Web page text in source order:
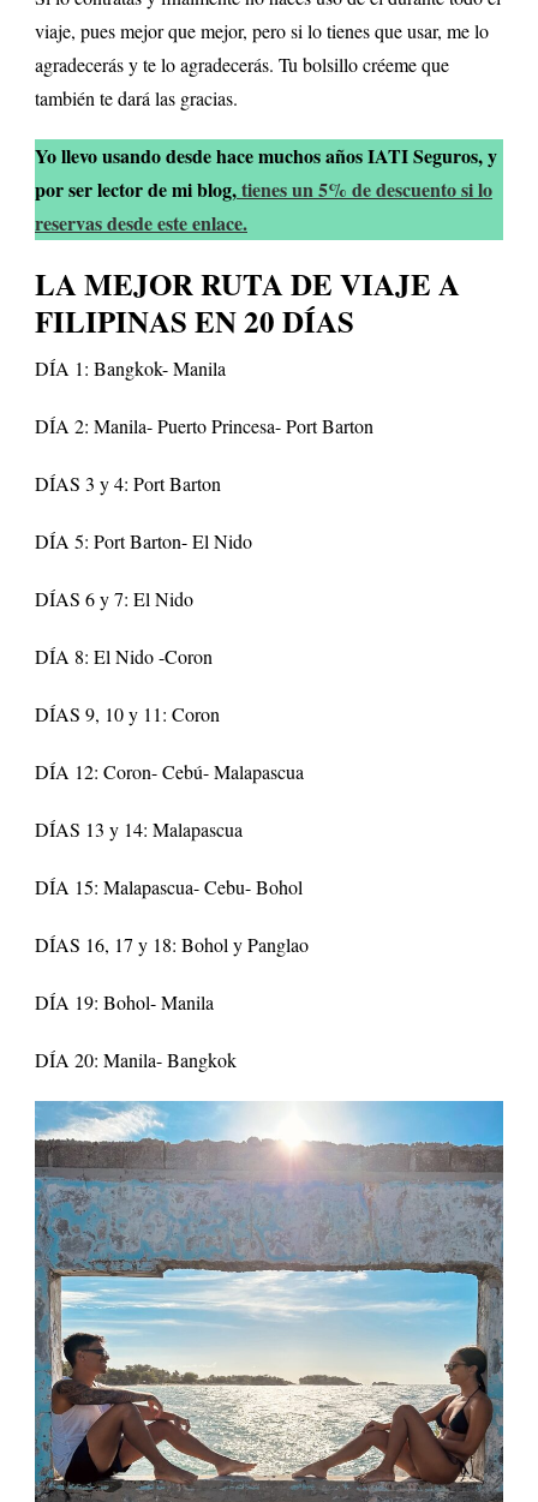
viaje, pues mejor que mejor, pero si lo tienes que usar, me lo
agradecerás y te lo agradecerás. Tu bolsillo créeme que
también te dará las gracias.
Yo llevo usando desde hace muchos años IATI Seguros, y
por ser lector de mi blog,tienes un 5% de descuento si lo
reservas desde este enlace.
LA MEJOR RUTA DE VIAJE A
FILIPINAS EN 20 DÍAS
DÍA 1: Bangkok- Manila
DÍA 2: Manila- Puerto Princesa- Port Barton
DÍAS 3 y 4: Port Barton
DÍA 5: Port Barton- El Nido
DÍAS 6 y 7: El Nido
DÍA 8: El Nido -Coron
DÍAS 9, 10 y 11: Coron
DÍA 12: Coron- Cebú- Malapascua
DÍAS 13 y 14: Malapascua
DÍA 15: Malapascua- Cebu- Bohol
DÍAS 16, 17 y 18: Bohol y Panglao
DÍA 19: Bohol- Manila
DÍA 20: Manila- Bangkok